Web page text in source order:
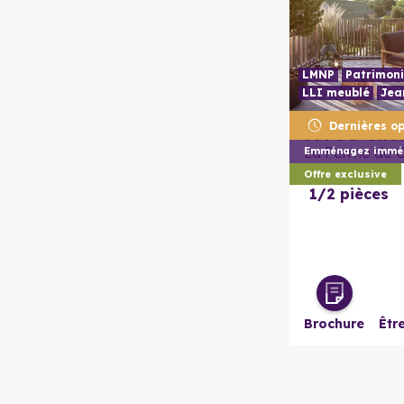
Dernières
Emménagez
Offre exclusive
LMNP
LLI meublé
77700
La Ferme de
1/2 pièces
Brochure